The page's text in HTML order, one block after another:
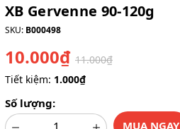
XB Gervenne 90-120g
SKU: B000498
10.000₫ 11.000₫
Tiết kiệm: 1.000₫
Số lượng:
MUA NGAY